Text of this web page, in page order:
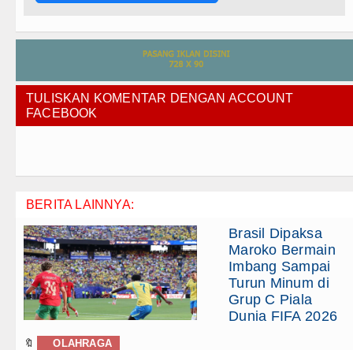
TULISKAN KOMENTAR DENGAN ACCOUNT
FACEBOOK
BERITA LAINNYA:
Brasil Dipaksa
Maroko Bermain
Imbang Sampai
Turun Minum di
Grup C Piala
Dunia FIFA 2026
🔖 OLAHRAGA